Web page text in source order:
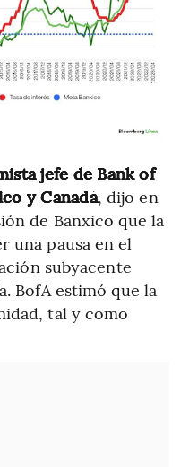
jefe de Bank of
y Canadá, dijo en
de Banxico que la
una pausa en el
subyacente
BofA estimó que la
tal y como